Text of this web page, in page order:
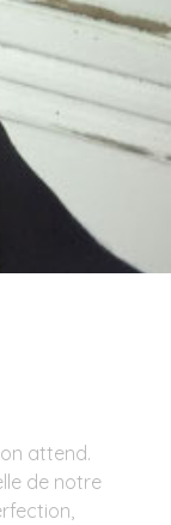
attend.
de notre